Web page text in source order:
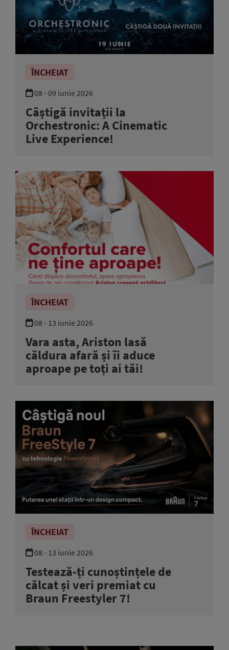
ÎNCHEIAT
08 - 09 iunie 2026
Câștigă invitații la
Orchestronic: A Cinematic
Live Experience!
ÎNCHEIAT
08 - 13 iunie 2026
Vara asta, Ariston lasă
căldura afară și îi aduce
aproape pe toți ai tăi!
ÎNCHEIAT
08 - 13 iunie 2026
Testează-ți cunoștințele de
călcat și veri premiat cu
Braun Freestyler 7!